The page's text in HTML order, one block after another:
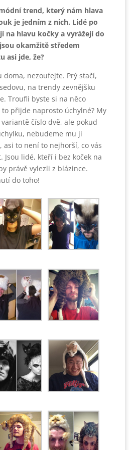
trend, který nám hlava
je jedním z nich. Lidé po
na hlavu kočky a vyrážejí do
okamžitě středem
asi jde, že?
doma, nezoufejte. Prý stačí,
na trendy zevnějšku
Troufli byste si na něco
přijde naprosto úchylné? My
číslo dvě, ale pokud
nebudeme mu ji
asi to není to nejhorší, co vás
Jsou lidé, kteří i bez koček na
právě vylezli z blázince.
do toho!